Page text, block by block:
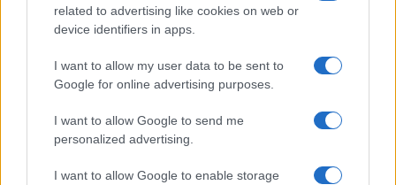
related to advertising like cookies on web or
device identifiers in apps.
I want to allow my user data to be sent to
Google for online advertising purposes.
I want to allow Google to send me
personalized advertising.
I want to allow Google to enable storage
CAMPIONATI E COMPETIZIONI